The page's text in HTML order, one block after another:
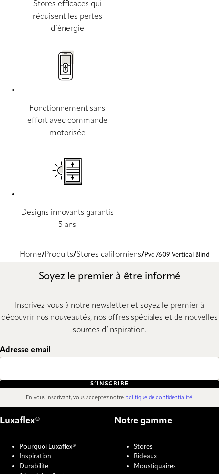
Stores efficaces qui
réduisent les pertes
d’énergie
Fonctionnement sans
effort avec commande
motorisée
Designs innovants garantis
5 ans
Home Produits Stores californiens Pvc 7609 Vertical Blind
Soyez le premier à être informé
Inscrivez-vous à notre newsletter et soyez le premier à
découvrir nos nouveautés, nos offres spéciales et de nouvelles
sources d’inspiration.
Adresse email
S’INSCRIRE
En vous inscrivant, vous acceptez notre politique de confidentialité.
Luxaflex®
Pourquoi Luxaflex®
Inspiration
Durabilite
Notre gamme
Stores
Rideaux
Moustiquaires